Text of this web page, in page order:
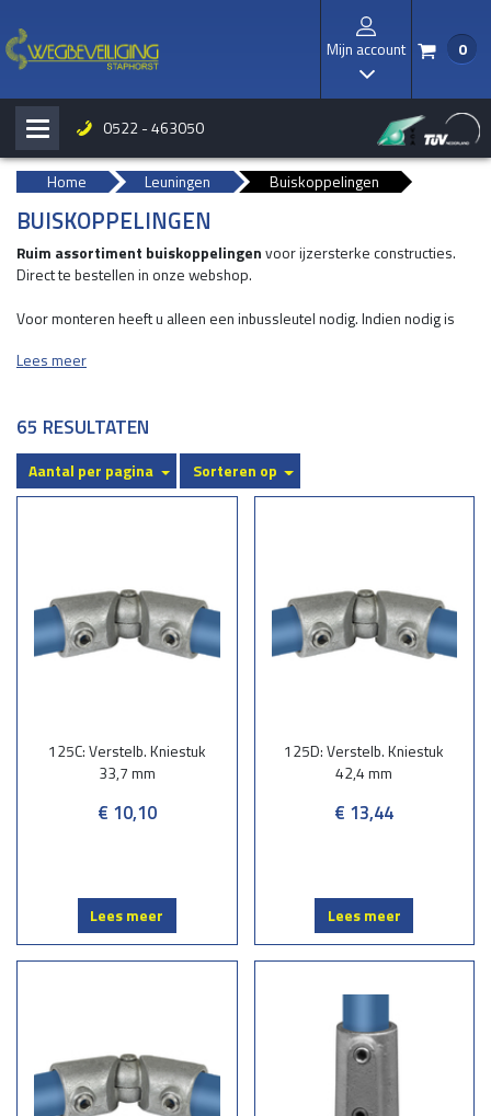
Mijn account
I
/ 0
H b 0522 - 463050
Home Leuningen Buiskoppelingen
BUISKOPPELINGEN
Ruim assortiment buiskoppelingenvoor ijzersterke constructies.
Direct te bestellen in onze webshop.
Voor monteren heeft u alleen een inbussleutel nodig. Indien nodig is
koppelstuk, T-stuk, Voetstuk, uitwendig koppelstuk, drieweg-kniestuk
90-graden.
Lees meer
65 RESULTATEN
Aantal per pagina Sorteren op
125C: Verstelb. Kniestuk
33,7 mm
€ 10,10
Lees meer
125D: Verstelb. Kniestuk
42,4 mm
€ 13,44
Lees meer